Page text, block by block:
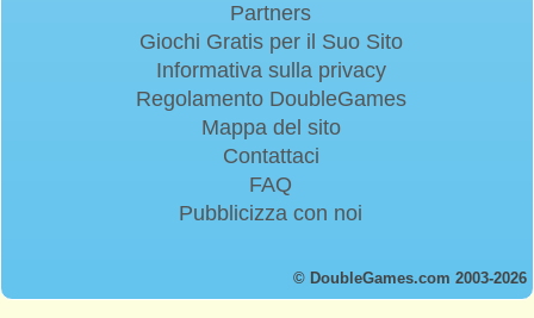
Partners
Giochi Gratis per il Suo Sito
Informativa sulla privacy
Regolamento DoubleGames
Mappa del sito
Contattaci
FAQ
Pubblicizza con noi
© DoubleGames.com 2003-2026